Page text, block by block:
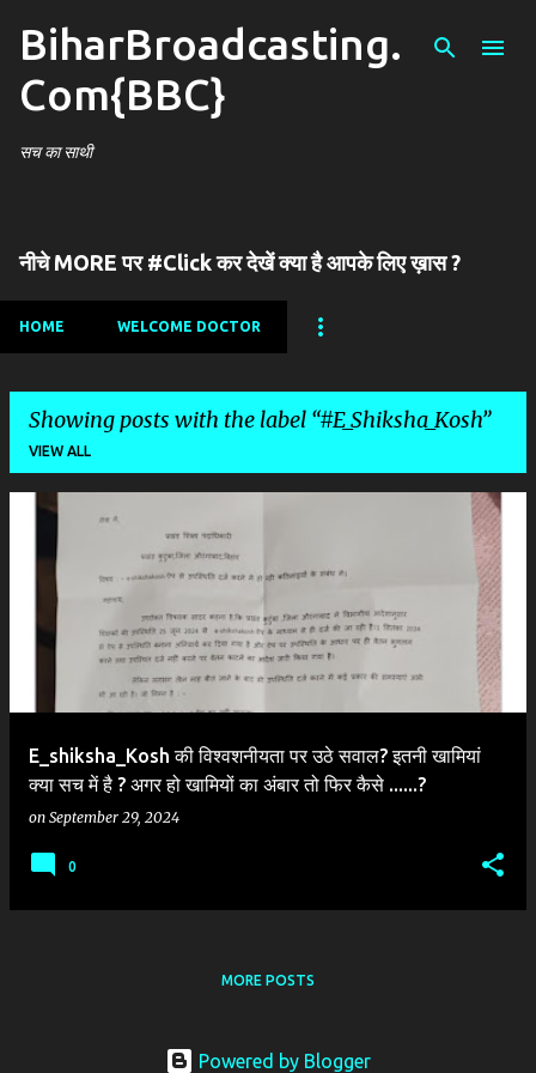
Skip to main content
BiharBroadcasting.
Com{BBC}
सच का साथी
नीचे MORE पर #Click कर देखें क्या है आपके लिए ख़ास ?
HOME WELCOME DOCTOR
Showing posts with the label #E_Shiksha_Kosh
VIEW ALL
E_shiksha_Kosh की विश्वशनीयता पर उठे सवाल? इतनी खामियां
क्या सच में है ? अगर हो खामियों का अंबार तो फिर कैसे ......?
on September 29, 2024
0
MORE POSTS
Powered by Blogger